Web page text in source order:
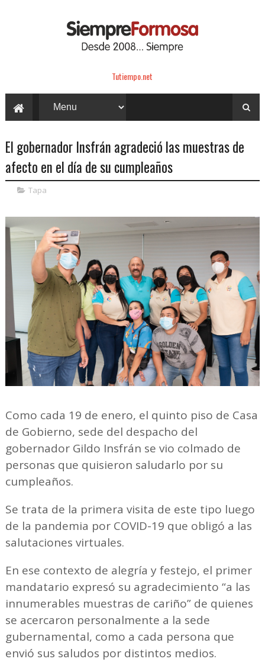
Tutiempo.net
El gobernador Insfrán agradeció las muestras de
afecto en el día de su cumpleaños
Tapa
Como cada 19 de enero, el quinto piso de Casa
de Gobierno, sede del despacho del
gobernador Gildo Insfrán se vio colmado de
personas que quisieron saludarlo por su
cumpleaños.
Se trata de la primera visita de este tipo luego
de la pandemia por COVID-19 que obligó a las
salutaciones virtuales.
En ese contexto de alegría y festejo, el primer
mandatario expresó su agradecimiento “a las
innumerables muestras de cariño” de quienes
se acercaron personalmente a la sede
gubernamental, como a cada persona que
envió sus saludos por distintos medios.